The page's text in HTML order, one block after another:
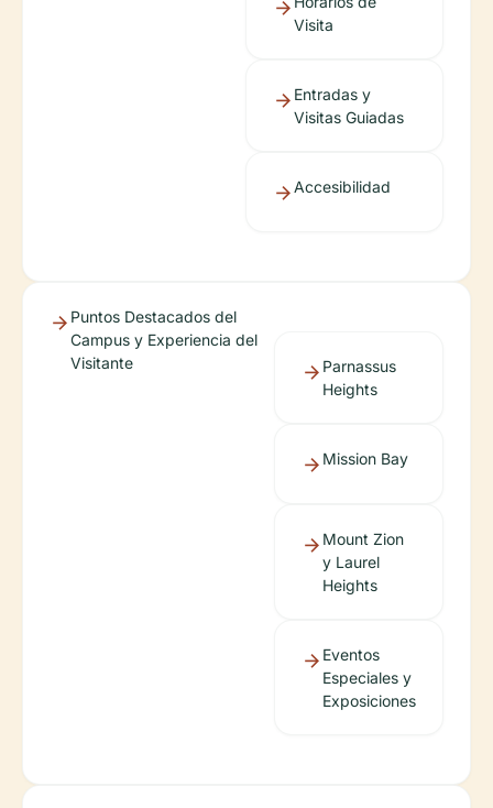
Visita
Entradas y
Visitas Guiadas
Accesibilidad
Puntos Destacados del
Campus y Experiencia del
Visitante
Parnassus
Heights
Mission Bay
Mount Zion
y Laurel
Heights
Eventos
Especiales y
Exposiciones